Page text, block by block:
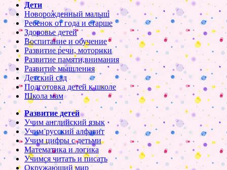
Дети
Новорожденный малыш
Ребенок от года и старше
Здоровье детей
Воспитание и обучение
Развитие речи, моторики
Развитие памяти,внимания
Развитие мышления
Детский сад
Подготовка детей к школе
Школа мам
Развитие детей
Учим английский язык
Учим русский алфавит
Учим цифры с детьми
Математика и логика
Учимся читать и писать
Окружающий мир